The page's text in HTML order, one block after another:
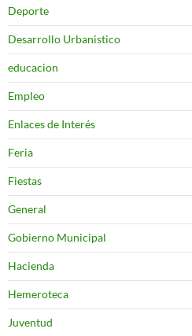
Deporte
Desarrollo Urbanistico
educacion
Empleo
Enlaces de Interés
Feria
Fiestas
General
Gobierno Municipal
Hacienda
Hemeroteca
Juventud